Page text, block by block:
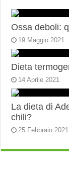
Ossa deboli:
19 Maggio 2021
Dieta
14 Aprile 2021
La dieta di
chili?
25 Febbraio 2021